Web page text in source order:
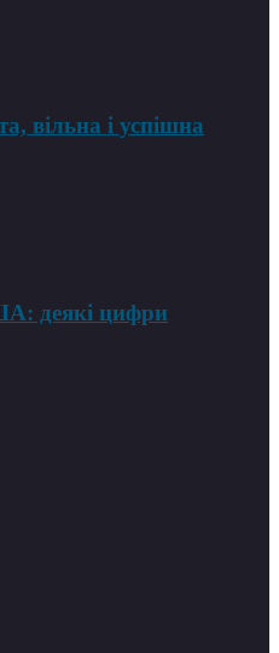
вільна і успішна
деякі цифри